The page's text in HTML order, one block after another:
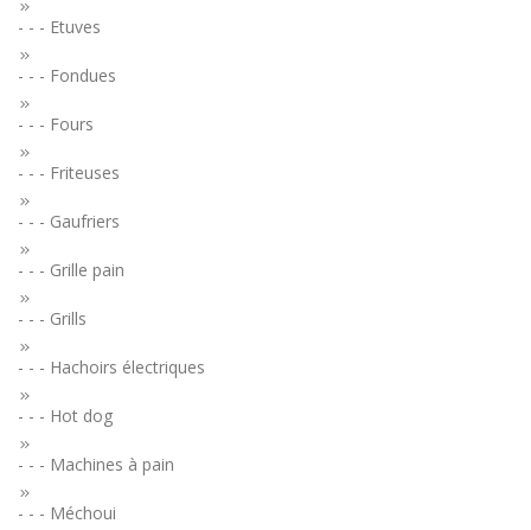
- - - Etuves
- - - Fondues
- - - Fours
- - - Friteuses
- - - Gaufriers
- - - Grille pain
- - - Grills
- - - Hachoirs électriques
- - - Hot dog
- - - Machines à pain
- - - Méchoui